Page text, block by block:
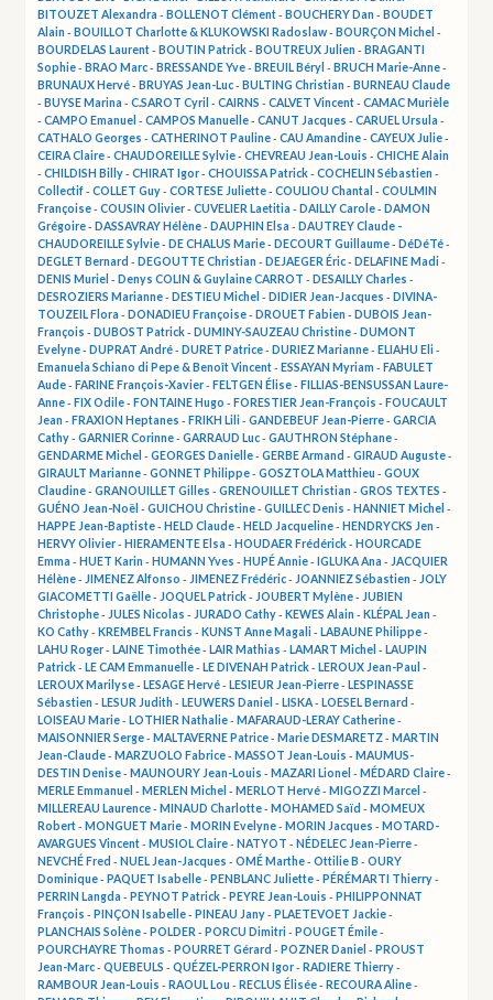
BITOUZET Alexandra -BOLLENOT Clément-BOUCHERY Dan -BOUDET
Alain -BOUILLOT Charlotte & KLUKOWSKI Radoslaw-BOURÇON Michel -
BOURDELAS Laurent-BOUTIN Patrick-BOUTREUX Julien -BRAGANTI
Sophie-BRAO Marc-BRESSANDE Yve-BREUIL Béryl -BRUCH Marie-Anne-
BRUNAUX Hervé-BRUYAS Jean-Luc-BULTING Christian -BURNEAU Claude
-BUYSE Marina -C.SAROT Cyril -CAIRNS -CALVET Vincent-CAMAC Murièle
-CAMPO Emanuel -CAMPOS Manuelle-CANUT Jacques -CARUEL Ursula -
CATHALO Georges -CATHERINOT Pauline-CAU Amandine-CAYEUX Julie-
CEIRA Claire-CHAUDOREILLE Sylvie-CHEVREAU Jean-Louis -CHICHE Alain
-CHILDISH Billy-CHIRAT Igor-CHOUISSA Patrick-COCHELIN Sébastien -
Collectif-COLLET Guy-CORTESE Juliette-COULIOU Chantal -COULMIN
Françoise-COUSIN Olivier-CUVELIER Laetitia -DAILLY Carole-DAMON
Grégoire-DASSAVRAY Hélène-DAUPHIN Elsa -DAUTREY Claude -
CHAUDOREILLE Sylvie-DE CHALUS Marie-DECOURT Guillaume-DéDéTé-
DEGLET Bernard -DEGOUTTE Christian -DEJAEGER Éric-DELAFINE Madi-
DENIS Muriel -Denys COLIN & Guylaine CARROT -DESAILLY Charles -
DESROZIERS Marianne-DESTIEU Michel -DIDIER Jean-Jacques -DIVINA-
TOUZEIL Flora -DONADIEU Françoise-DROUET Fabien -DUBOIS Jean-
François -DUBOST Patrick-DUMINY-SAUZEAU Christine-DUMONT
Evelyne-DUPRAT André-DURET Patrice-DURIEZ Marianne-ELIAHU Eli-
Emanuela Schiano di Pepe & Benoît Vincent-ESSAYAN Myriam -FABULET
Aude-FARINE François-Xavier-FELTGEN Élise-FILLIAS-BENSUSSAN Laure-
Anne-FIX Odile-FONTAINE Hugo -FORESTIER Jean-François -FOUCAULT
Jean -FRAXION Heptanes -FRIKH Lili-GANDEBEUF Jean-Pierre-GARCIA
Cathy-GARNIER Corinne-GARRAUD Luc-GAUTHRON Stéphane-
GENDARME Michel -GEORGES Danielle-GERBE Armand -GIRAUD Auguste-
GIRAULT Marianne-GONNET Philippe-GOSZTOLA Matthieu -GOUX
Claudine-GRANOUILLET Gilles -GRENOUILLET Christian -GROS TEXTES -
GUÉNO Jean-Noël -GUICHOU Christine-GUILLEC Denis -HANNIET Michel -
HAPPE Jean-Baptiste-HELD Claude-HELD Jacqueline-HENDRYCKS Jen -
HERVY Olivier-HIERAMENTE Elsa -HOUDAER Frédérick-HOURCADE
Emma -HUET Karin -HUMANN Yves -HUPÉ Annie-IGLUKA Ana - JACQUIER
Hélène- JIMENEZ Alfonso - JIMENEZ Frédéric- JOANNIEZ Sébastien - JOLY
GIACOMETTI Gaëlle- JOQUEL Patrick- JOUBERT Mylène- JUBIEN
Christophe- JULES Nicolas - JURADO Cathy-KEWES Alain -KLÉPAL Jean -
KO Cathy-KREMBEL Francis -KUNST Anne Magali-LABAUNE Philippe-
LAHU Roger-LAINE Timothée-LAIR Mathias -LAMART Michel -LAUPIN
Patrick-LE CAM Emmanuelle-LE DIVENAH Patrick-LEROUX Jean-Paul -
LEROUX Marilyse-LESAGE Hervé-LESIEUR Jean-Pierre-LESPINASSE
Sébastien -LESUR Judith -LEUWERS Daniel -LISKA-LOESEL Bernard -
LOISEAU Marie-LOTHIER Nathalie-MAFARAUD-LERAY Catherine-
MAISONNIER Serge-MALTAVERNE Patrice-Marie DESMARETZ-MARTIN
Jean-Claude-MARZUOLO Fabrice-MASSOT Jean-Louis -MAUMUS-
DESTIN Denise-MAUNOURY Jean-Louis -MAZARI Lionel -MÉDARD Claire-
MERLE Emmanuel -MERLEN Michel -MERLOT Hervé-MIGOZZI Marcel -
MILLEREAU Laurence-MINAUD Charlotte-MOHAMED Saïd -MOMEUX
Robert-MONGUET Marie-MORIN Evelyne-MORIN Jacques -MOTARD-
AVARGUES Vincent-MUSIOL Claire-NATYOT -NÉDELEC Jean-Pierre-
NEVCHÉ Fred -NUEL Jean-Jacques -OMÉ Marthe-Ottilie B -OURY
Dominique-PAQUET Isabelle-PENBLANC Juliette-PÉRÉMARTI Thierry-
PERRIN Langda -PEYNOT Patrick-PEYRE Jean-Louis -PHILIPPONNAT
François -PINÇON Isabelle-PINEAU Jany-PLAETEVOET Jackie-
PLANCHAIS Solène-POLDER -PORCU Dimitri-POUGET Émile-
POURCHAYRE Thomas -POURRET Gérard -POZNER Daniel -PROUST
Jean-Marc-QUEBEULS -QUÉZEL-PERRON Igor-RADIERE Thierry-
RAMBOUR Jean-Louis -RAOUL Lou -RECLUS Élisée-RECOURA Aline-